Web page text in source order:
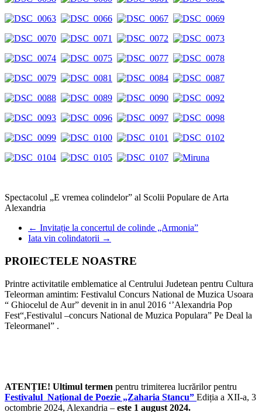
Spectacolul „E vremea colindelor” al Scolii Populare de Arta
Alexandria
← Invitație la concertul de colinde „Armonia”
Iata vin colindatorii →
PROIECTELE NOASTRE
Printre activitatile emblematice al Centrului Judetean pentru Cultura
Teleorman amintim: Festivalul Concurs National de Muzica Usoara
“ Ghiocelul de Aur” devenit in in anul 2016 ‘’Alexandria Pop
Fest“,Festivalul –concurs National de Muzica Populara” Pe Deal la
Teleormanel” .
ATENȚIE! Ultimul termen pentru trimiterea lucrărilor pentru
Festivalul Național de Poezie „Zaharia Stancu” Ediția a XII-a, 3
octombrie 2024, Alexandria – este 1 august 2024.